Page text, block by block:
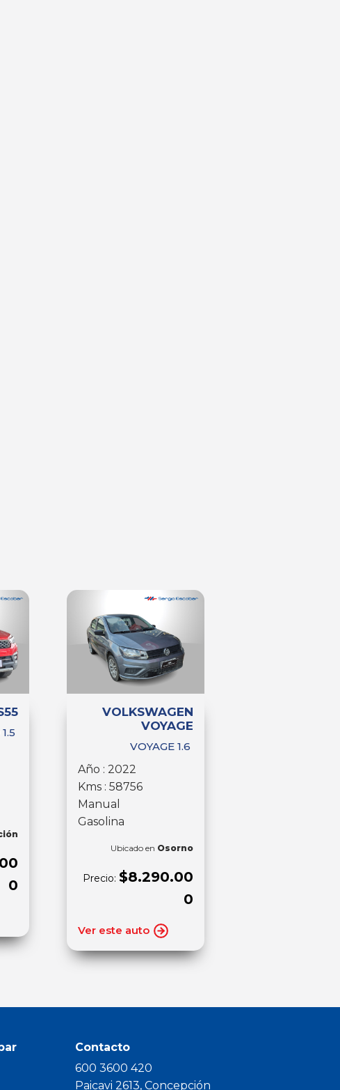
0
VOLKSWAGEN
VOYAGE
VOYAGE 1.6
Año : 2022
Kms : 58756
Manual
Gasolina
Ubicado en Osorno
Precio: $8.290.00
0
Ver este auto
Contacto
600 3600 420
Paicavi 2613, Concepción